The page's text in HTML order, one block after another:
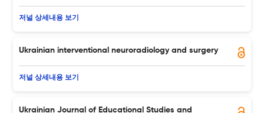
저널 상세내용 보기
Ukrainian interventional neuroradiology and surgery
저널 상세내용 보기
Ukrainian Journal of Educational Studies and